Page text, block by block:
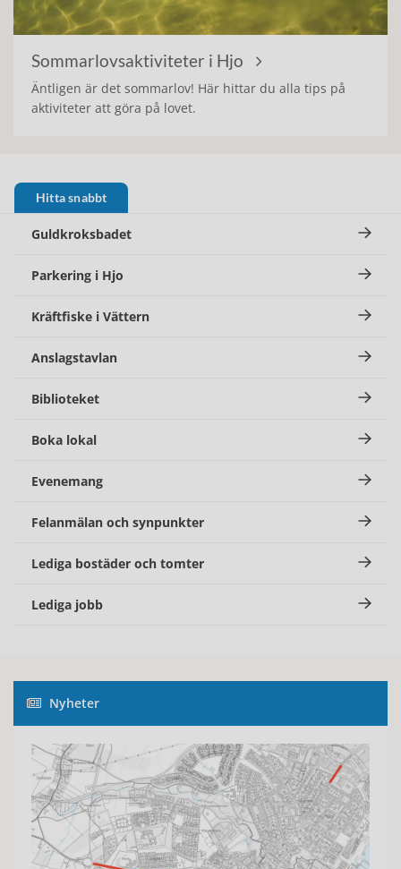
Sommarlovsaktiviteter i Hjo
Äntligen är det sommarlov! Här hittar du alla tips på
aktiviteter att göra på lovet.
Hitta snabbt
Guldkroksbadet
Parkering i Hjo
Kräftfiske i Vättern
Anslagstavlan
Biblioteket
Boka lokal
Evenemang
Felanmälan och synpunkter
Lediga bostäder och tomter
Lediga jobb
Nyheter